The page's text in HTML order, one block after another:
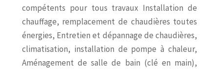
compétents pour tous travaux Installation de
chauffage, remplacement de chaudières toutes
énergies, Entretien et dépannage de chaudières,
climatisation, installation de pompe à chaleur,
Aménagement de salle de bain (clé en main),